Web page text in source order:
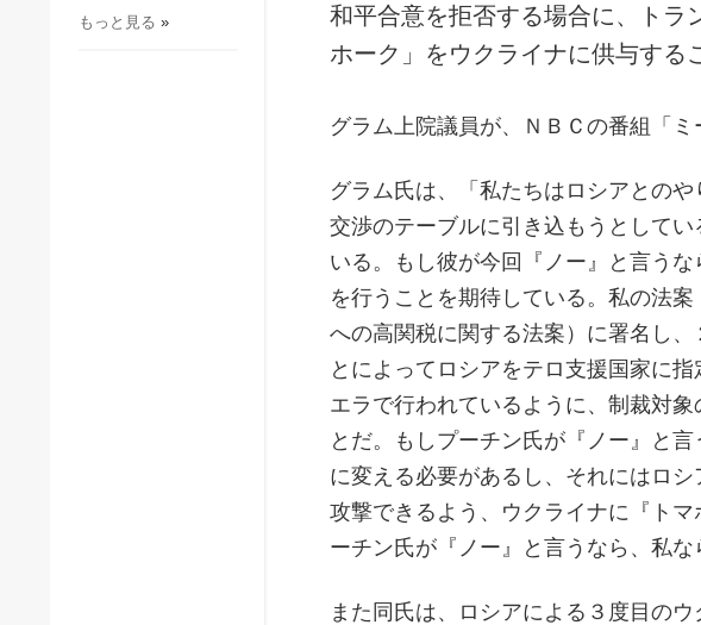
もっと見る »
和平合意を拒否する場合に、トラ
ホーク」をウクライナに供与する
グラム上院議員が、ＮＢＣの番組「
グラム氏は、「私たちはロシアとの
交渉のテーブルに引き込もうとして
いる。もし彼が今回『ノー』と言う
を行うことを期待している。私の法
への高関税に関する法案）に署名し
とによってロシアをテロ支援国家に
エラで行われているように、制裁対
とだ。もしプーチン氏が『ノー』と
に変える必要があるし、それにはロ
攻撃できるよう、ウクライナに『ト
ーチン氏が『ノー』と言うなら、私
また同氏は、ロシアによる３度目の